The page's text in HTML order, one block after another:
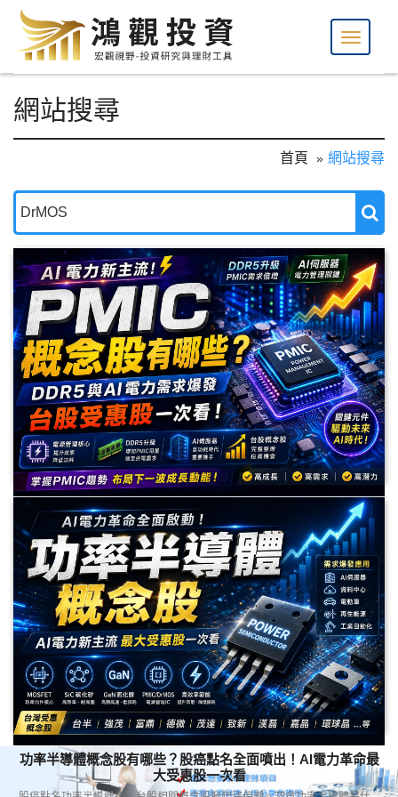
網站搜尋
首頁 網站搜尋
PMIC概念股有哪些？DDR5與AI電力需求爆發，台股受惠股一
次看
PMIC（電源管理IC）雖然不像GPU、CPO般熱門，卻是AI伺服器、DDR5記
憶體與資料中心不可或缺的關鍵元件。本文整理PMIC產業趨勢、DDR5帶來
的新需求，以及最值得關注的台股PMIC概念股與未來展望。
功率半導體概念股有哪些？股癌點名全面噴出！AI電力革命最
大受惠股一次看